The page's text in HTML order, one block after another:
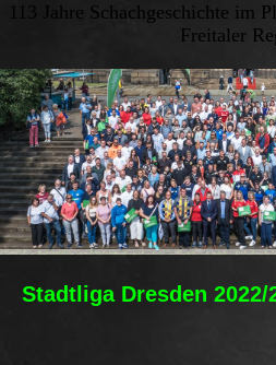
113 Jahre Schachgeschichte im
Freitaler
Stadtliga Dresden 2022/